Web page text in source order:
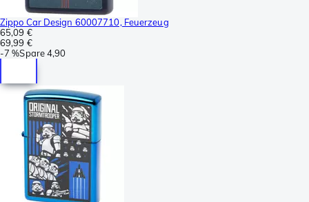
Zippo Car Design 60007710, Feuerzeug
65,09 €
69,99 €
-7 %Spare4,90